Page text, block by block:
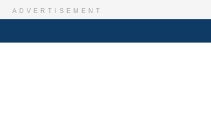
ADVERTISEMENT